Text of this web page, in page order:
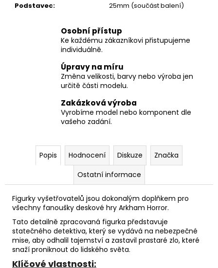
Podstavec: 25mm (součást balení)
Osobní přístup
Ke každému zákazníkovi přistupujeme
individuálně.
Úpravy na míru
Změna velikosti, barvy nebo výroba jen
určitě části modelu.
Zakázková výroba
Vyrobíme model nebo komponent dle
vašeho zadání.
Popis Hodnocení Diskuze
Značka
Ostatní informace
Figurky vyšetřovatelů jsou dokonalým doplňkem pro
všechny fanoušky deskové hry Arkham Horror.
Tato detailně zpracovaná figurka představuje
statečného detektiva, který se vydává na nebezpečné
mise, aby odhalil tajemství a zastavil prastaré zlo, které
snaží proniknout do lidského světa.
Klíčové vlastnosti: